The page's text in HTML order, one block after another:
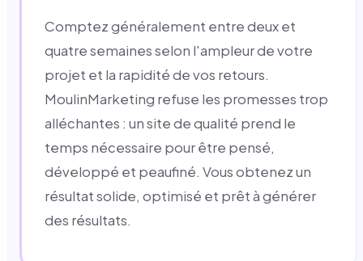
Comptez généralement entre deux et
quatre semaines selon l'ampleur de votre
projet et la rapidité de vos retours.
MoulinMarketing refuse les promesses trop
alléchantes : un site de qualité prend le
temps nécessaire pour être pensé,
développé et peaufiné. Vous obtenez un
résultat solide, optimisé et prêt à générer
des résultats.